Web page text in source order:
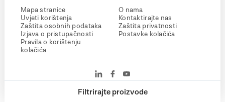
Filtrirajte proizvode
Mapa stranice
Uvjeti korištenja
Zaštita osobnih podataka
Izjava o pristupačnosti
Pravila o korištenju
kolačića
O nama
Kontaktirajte nas
Zaštita privatnosti
Postavke kolačića